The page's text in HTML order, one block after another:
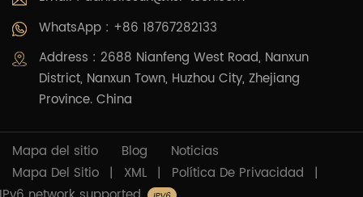
WhatsApp : +86 18767282133
Address : 2688 Nianfeng West Road, Nanxun
District, Nanxun Town, Huzhou City, Zhejiang
Province. China
Mapa del sitio Blog
Noticias
Mapa Del Sitio | XML | Política De Privacidad |